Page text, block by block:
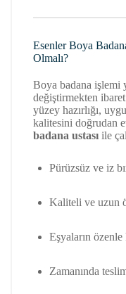
Esenler Boya
Olmalı?
Boya badana işlemi
değiştirmekten
yüzey hazırlığı,
kalitesini doğrudan
badana ustası ile
Pürüzsüz ve iz
Kaliteli ve uzun
Eşyaların özenle
Zamanında